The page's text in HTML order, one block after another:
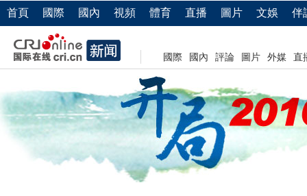
首頁 國際 國內 視頻 體育 直播 圖片 文娛 伴
國際 國內 評論 圖片 外媒 直